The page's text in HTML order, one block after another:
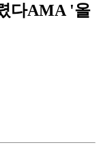
다AMA '올